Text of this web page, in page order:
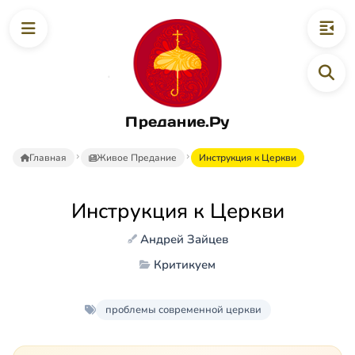
Предание.Ру
Главная Живое Предание Инструкция к Церкви
Инструкция к Церкви
Андрей Зайцев
Критикуем
проблемы современной церкви